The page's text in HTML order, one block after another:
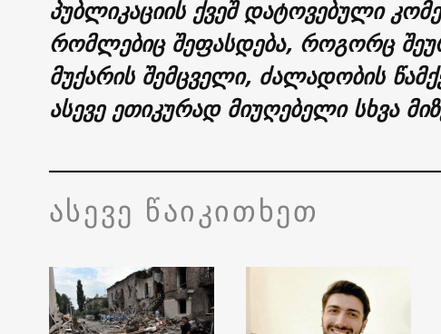
პუბლიკაციის ქვეშ დატოვებული
რომლებიც შეფასდება, როგორც
მუქარის შემცველი, ძალადობის
ასევე ეთიკურად მიუღებელი სხვა
ასევე წაიკითხეთ